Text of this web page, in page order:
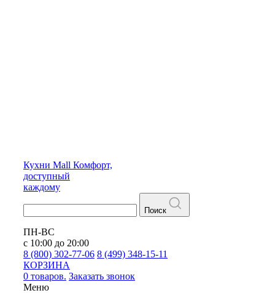
Кухни Mall Комфорт,
доступный
каждому
Поиск
ПН-ВС
с 10:00 до 20:00
8 (800) 302-77-06 8 (499) 348-15-11
КОРЗИНА
0 товаров. Заказать звонок
Меню